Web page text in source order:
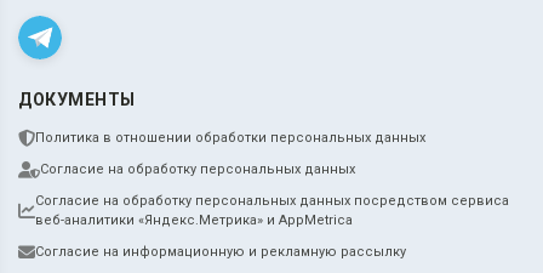
ДОКУМЕНТЫ
Политика в отношении обработки персональных данных
Согласие на обработку персональных данных
Согласие на обработку персональных данных посредством сервиса
веб-аналитики «Яндекс.Метрика» и AppMetrica
Согласие на информационную и рекламную рассылку